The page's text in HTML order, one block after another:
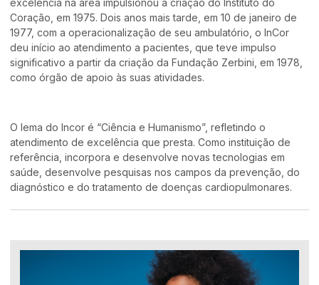
Coração, em 1975. Dois anos mais tarde, em 10 de janeiro de
1977, com a operacionalização de seu ambulatório, o InCor
deu início ao atendimento a pacientes, que teve impulso
significativo a partir da criação da Fundação Zerbini, em 1978,
como órgão de apoio às suas atividades.
O lema do Incor é “Ciência e Humanismo”, refletindo o
atendimento de excelência que presta. Como instituição de
referência, incorpora e desenvolve novas tecnologias em
saúde, desenvolve pesquisas nos campos da prevenção, do
diagnóstico e do tratamento de doenças cardiopulmonares.